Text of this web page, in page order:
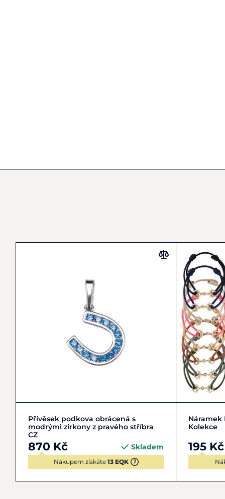
Do košíku
Přívěsek podkova obrácená s
modrými zirkony z pravého stříbra
CZ
870 Kč Skladem
Nákupem získáte 13 EQK
Náramek
Kolekce
195 Kč